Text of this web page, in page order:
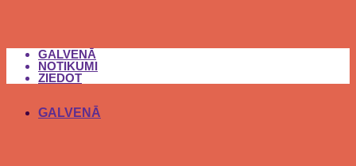
GALVENĀ
GALVENĀ
NOTIKUMI
ZIEDOT